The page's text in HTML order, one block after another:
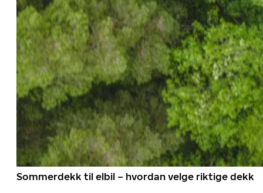
Sommerdekk til elbil – hvordan velge riktige dekk